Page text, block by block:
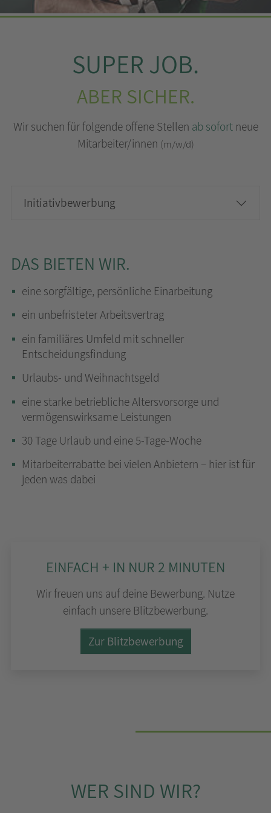
SUPER JOB.
ABER SICHER.
Wir suchen für folgende offene Stellen ab sofortneue
Mitarbeiter/innen (m/w/d)
Initiativbewerbung
DAS BIETEN WIR.
eine sorgfältige, persönliche Einarbeitung
ein unbefristeter Arbeitsvertrag
ein familiäres Umfeld mit schneller
Entscheidungsfindung
Urlaubs- und Weihnachtsgeld
eine starke betriebliche Altersvorsorge und
vermögenswirksame Leistungen
30 Tage Urlaub und eine 5-Tage-Woche
Mitarbeiterrabatte bei vielen Anbietern – hier ist für
jeden was dabei
EINFACH + IN NUR 2 MINUTEN
Wir freuen uns auf deine Bewerbung. Nutze
einfach unsere Blitzbewerbung.
Zur Blitzbewerbung
WER SIND WIR?